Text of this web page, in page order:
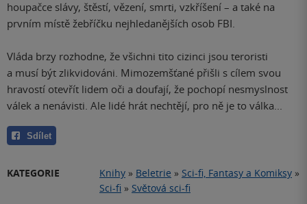
houpačce slávy, štěstí, vězení, smrti, vzkříšení – a také na
prvním místě žebříčku nejhledanějších osob FBI.
Vláda brzy rozhodne, že všichni tito cizinci jsou teroristi
a musí být zlikvidováni. Mimozemšťané přišli s cílem svou
hravostí otevřít lidem oči a doufají, že pochopí nesmyslnost
válek a nenávisti. Ale lidé hrát nechtějí, pro ně je to válka...
Sdílet
KATEGORIE Knihy » Beletrie » Sci-fi, Fantasy a Komiksy »
Sci-fi » Světová sci-fi